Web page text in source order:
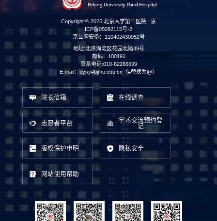
Copyright © 2025 北京大学第三医院 京
ICP备05082115号-2
京公网安备：110402430052号
地址:北京海淀区花园北路49号
邮编：100191
联系电话:010-82266699
E-mail：bysy#bjmu.edu.cn（#替换为@）
院长信箱 在线调查
志愿者平台
学术交流预约登
记
版权保护申明 隐私安全
网站使用帮助